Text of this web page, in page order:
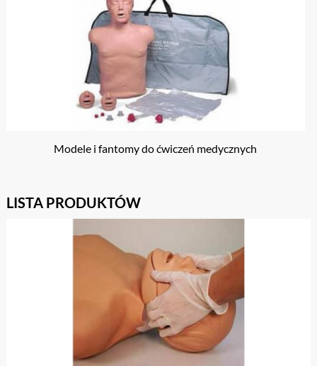
Modele i fantomy do ćwiczeń medycznych
LISTA PRODUKTÓW